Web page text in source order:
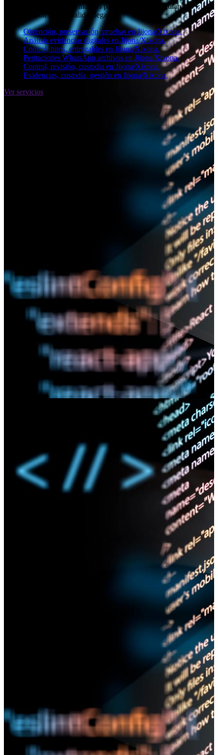
Informes periciales informáticos para empresas, particulares y
abogados con toda la validez legal.
Obtención, preservación, pruebas en Jijona/Xixona.
Análisis evidencias digitales en Jijona/Xixona.
Control, hitos, entregables en Jijona/Xixona.
Peritaciones WhatsApp archivos en Jijona/Xixona.
Control, revisión, custodia en Jijona/Xixona.
Evidencias, custodia, gestión en Jijona/Xixona.
Ver servicios